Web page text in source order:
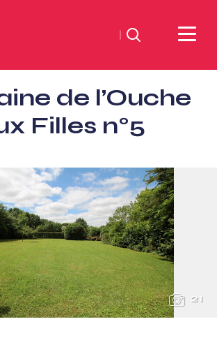
Zoeken
de l’Ouche
Filles n°5
21